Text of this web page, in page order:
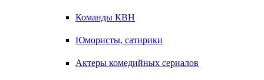
Команды КВН
Юмористы, сатирики
Актеры комедийных сериалов